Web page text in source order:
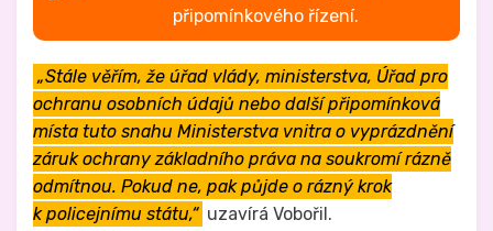
připomínkového řízení.
„Stále věřím, že úřad vlády, ministerstva, Úřad pro
ochranu osobních údajů nebo další připomínková
místa tuto snahu Ministerstva vnitra o vyprázdnění
záruk ochrany základního práva na soukromí rázně
odmítnou. Pokud ne, pak půjde o rázný krok
k policejnímu státu,“ uzavírá Vobořil.